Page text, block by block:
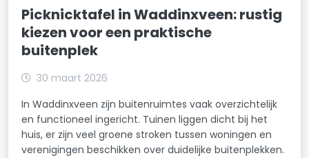
Picknicktafel in Waddinxveen: rustig
kiezen voor een praktische
buitenplek
30 maart 2026
In Waddinxveen zijn buitenruimtes vaak overzichtelijk
en functioneel ingericht. Tuinen liggen dicht bij het
huis, er zijn veel groene stroken tussen woningen en
verenigingen beschikken over duidelijke buitenplekken.